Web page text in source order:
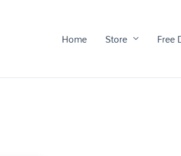
Home Store Free